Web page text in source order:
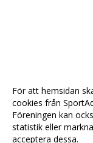
För att hemsidan
cookies från
Föreningen kan
statistik eller
acceptera dessa.